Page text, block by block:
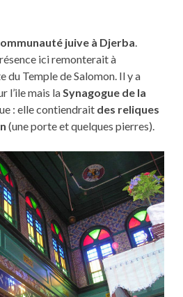
juive à Djerba.
ici remonterait à
du Temple de Salomon. Il y a
l’ile mais laSynagogue de la
: elle contiendrait des reliques
(une porte et quelques pierres).